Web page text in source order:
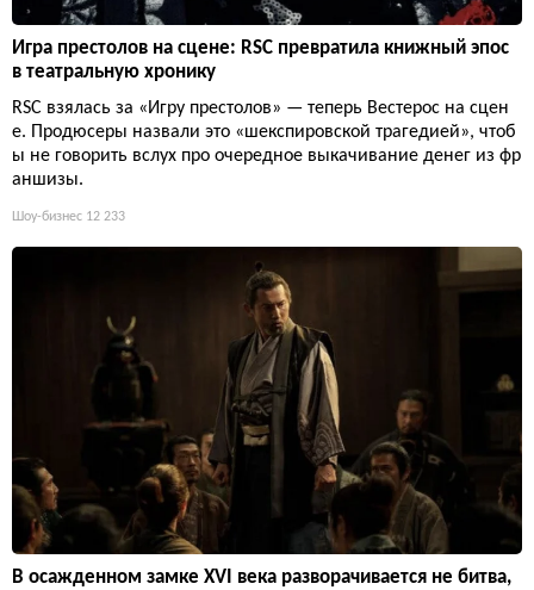
Игра престолов на сцене: RSC превратила книжный эпос
в театральную хронику
RSC взялась за «Игру престолов» — теперь Вестерос на сцен
е. Продюсеры назвали это «шекспировской трагедией», чтоб
ы не говорить вслух про очередное выкачивание денег из фр
аншизы.
Шоу-бизнес 12 233
В осажденном замке XVI века разворачивается не битва,